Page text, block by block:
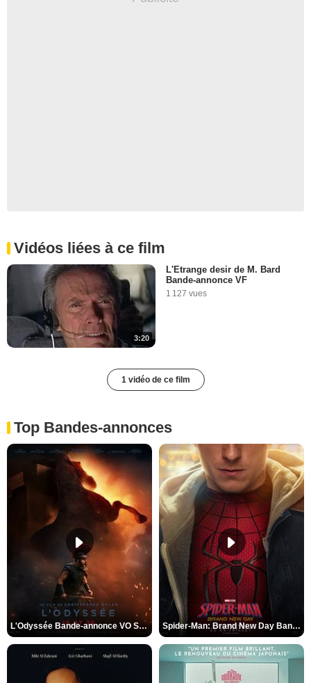
Vidéos liées à ce film
3:20
L'Etrange desir de M. Bard
Bande-annonce VF
1 127 vues
1 vidéo de ce film
Top Bandes-annonces
L'Odyssée Bande-annonce VO STFR Spider-Man: Brand New Day Bande-annonce VO STFR